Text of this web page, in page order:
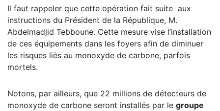
Il faut rappeler que cette opération fait suite aux
instructions du Président de la République, M.
Abdelmadjid Tebboune. Cette mesure vise l’installation
de ces équipements dans les foyers afin de diminuer
les risques liés au monoxyde de carbone, parfois
mortels.
Notons, par ailleurs, que 22 millions de détecteurs de
monoxyde de carbone seront installés par le groupe